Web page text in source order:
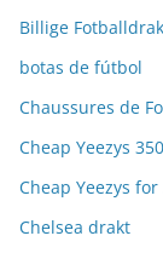
Billige
botas de fútbol
Chaussures de
Cheap Yeezys 350
Cheap Yeezys for
Chelsea drakt